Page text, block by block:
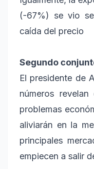
(-67%) se vio
caída del precio
Segundo
El presidente de
números
problemas
aliviarán en la
principales
empiecen a salir